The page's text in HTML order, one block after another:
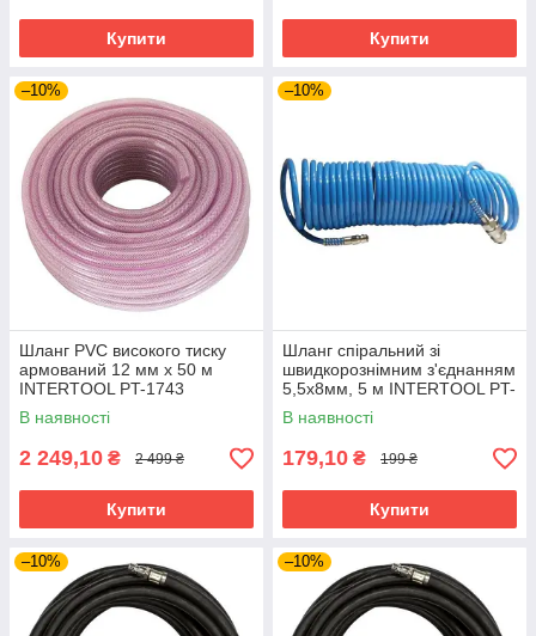
Купити Купити
–10%
Шланг PVC високого тиску
армований 12 мм x 50 м
INTERTOOL PT-1743
В наявності
2 249,10 ₴ 2 499 ₴
Купити
–10%
Шланг спіральний зі
швидкорознімним з'єднанням
5,5x8мм, 5 м INTERTOOL PT-
1706
В наявності
179,10 ₴ 199 ₴
Купити
–10% –10%